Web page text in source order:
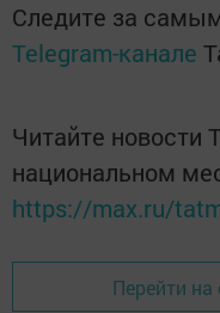
Следите за
Telegram-канале
Читайте новости
национальном
https://max.ru/
Перейти на